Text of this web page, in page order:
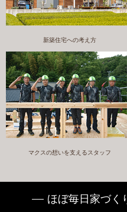
新築住宅への考え方
マクスの想いを支えるスタッフ
ほぼ毎日家づく